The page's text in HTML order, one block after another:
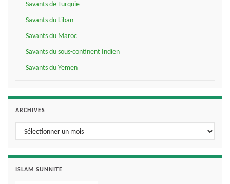
Savants de Turquie
Savants du Liban
Savants du Maroc
Savants du sous-continent Indien
Savants du Yemen
ARCHIVES
Archives
ISLAM SUNNITE